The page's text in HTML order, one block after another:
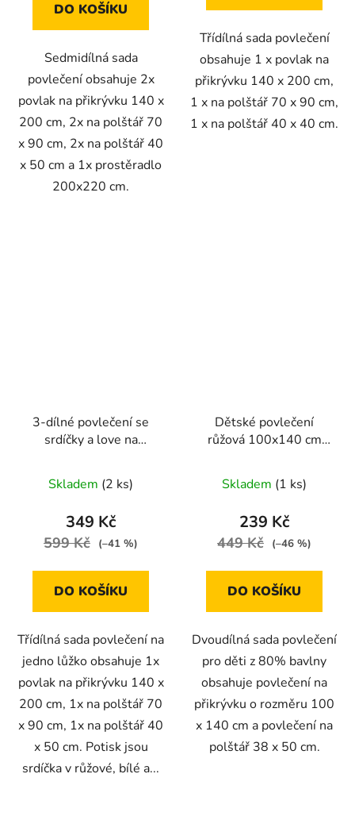
DO KOŠÍKU
Sedmidílná sada
povlečení obsahuje 2x
povlak na přikrývku 140 x
200 cm, 2x na polštář 70
x 90 cm, 2x na polštář 40
x 50 cm a 1x prostěradlo
200x220 cm.
Třídílná sada povlečení
obsahuje 1 x povlak na
přikrývku 140 x 200 cm,
1 x na polštář 70 x 90 cm,
1 x na polštář 40 x 40 cm.
3-dílné povlečení se
srdíčky a love na
140x200
Skladem (2 ks)
349 Kč
599 Kč (–41 %)
DO KOŠÍKU
Třídílná sada povlečení na
jedno lůžko obsahuje 1x
povlak na přikrývku 140 x
200 cm, 1x na polštář 70
x 90 cm, 1x na polštář 40
x 50 cm. Potisk jsou
srdíčka v růžové, bílé a...
Dětské povlečení
růžová 100x140 cm
Skladem (1 ks)
239 Kč
449 Kč (–46 %)
DO KOŠÍKU
Dvoudílná sada povlečení
pro děti z 80% bavlny
obsahuje povlečení na
přikrývku o rozměru 100
x 140 cm a povlečení na
polštář 38 x 50 cm.